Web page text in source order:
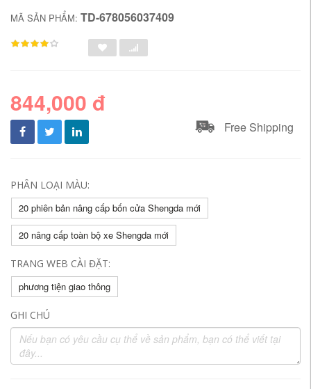
MÃ SẢN PHẨM: TD-678056037409
844,000 đ
Free Shipping
PHÂN LOẠI MÀU:
20 phiên bản nâng cấp bốn cửa Shengda mới
20 nâng cấp toàn bộ xe Shengda mới
TRANG WEB CÀI ĐẶT:
phương tiện giao thông
GHI CHÚ